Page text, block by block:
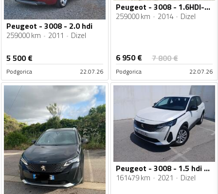
Peugeot - 3008 - 2.0 hdi
259000 km 2011 Dizel
5 500€
Podgorica 22.07.26
Peugeot - 3008 - 1.6HDI-11/2014
259000 km 2014 Dizel
6 950€ 7 800€
Podgorica 22.07.26
Peugeot - 3008 - 1.5 hdi Automatik
161479 km 2021 Dizel